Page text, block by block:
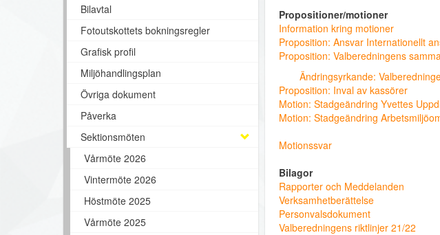
Bilavtal
Fotoutskottets bokningsregler
Grafisk profil
Miljöhandlingsplan
Övriga dokument
Påverka
Sektionsmöten
Vårmöte 2026
Vintermöte 2026
Höstmöte 2025
Vårmöte 2025
Propositioner/motioner
Information kring motioner
Proposition: Ansvar Internationellt
Proposition: Valberedningens
Ändringsyrkande:
Proposition: Inval av kassörer
Motion: Stadgeändring Yvettes
Motion: Stadgeändring
Motionssvar
Bilagor
Rapporter och Meddelanden
Verksamhetberättelse
Personvalsdokument
Valberedningens riktlinjer 21/22